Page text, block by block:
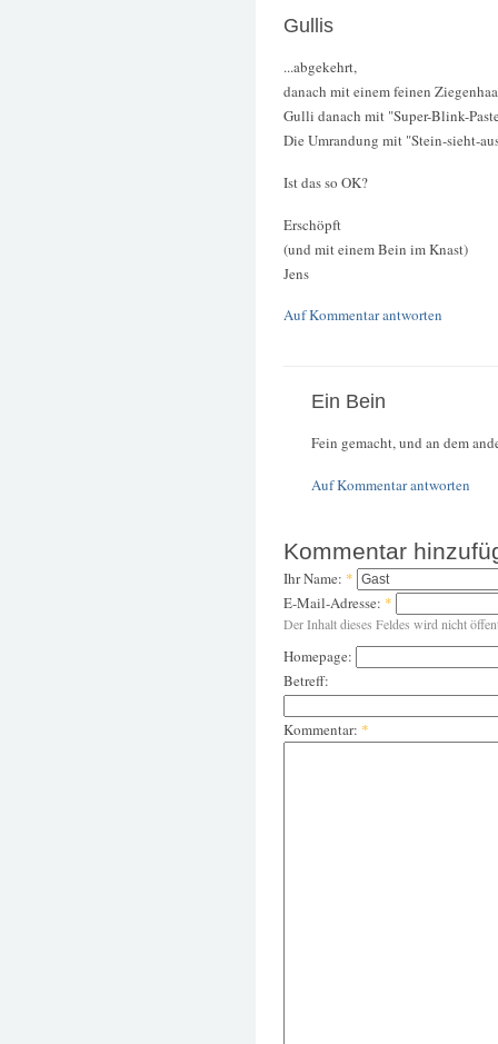
Gullis
...abgekehrt,
danach mit einem feinen
Gulli danach mit "Super-Blink-
Die Umrandung mit "Stein-sieht-
Ist das so OK?
Erschöpft
(und mit einem Bein im Knast)
Jens
Auf Kommentar antworten
Ein Bein
Fein gemacht, und an dem
Auf Kommentar antworten
Kommentar
Ihr Name: *
E-Mail-Adresse: *
Der Inhalt dieses Feldes wird nicht
Homepage:
Betreff:
Kommentar: *